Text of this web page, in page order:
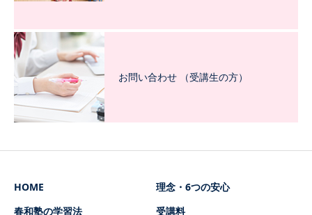
お問い合わせ （受講生の方）
HOME
理念・6つの安心
春和塾の学習法
受講料